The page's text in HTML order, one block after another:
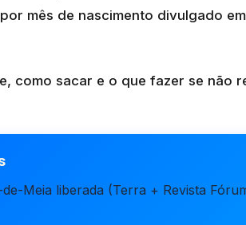
mês de nascimento divulgado em
como sacar e o que fazer se não
Meia liberada (Terra + Revista